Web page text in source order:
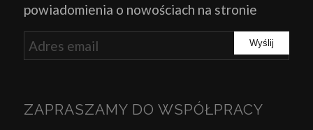
powiadomienia o nowościach na stronie
ZAPRASZAMY DO WSPÓŁPRACY